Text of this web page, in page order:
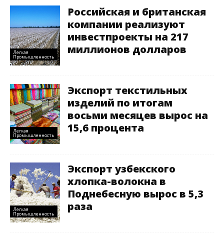
Легкая
Промышленность
Российская и британская
компании реализуют
инвестпроекты на 217
миллионов долларов
Легкая
Промышленность
Экспорт текстильных
изделий по итогам
восьми месяцев вырос на
15,6 процента
Легкая
Промышленность
Экспорт узбекского
хлопка-волокна в
Поднебесную вырос в 5,3
раза